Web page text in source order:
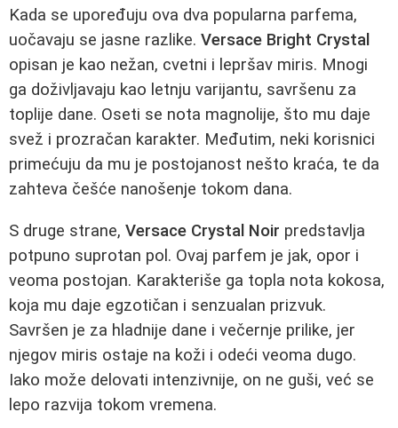
Kada se upoređuju ova dva popularna parfema,
uočavaju se jasne razlike. Versace Bright Crystal
opisan je kao nežan, cvetni i lepršav miris. Mnogi
ga doživljavaju kao letnju varijantu, savršenu za
toplije dane. Oseti se nota magnolije, što mu daje
svež i prozračan karakter. Međutim, neki korisnici
primećuju da mu je postojanost nešto kraća, te da
zahteva češće nanošenje tokom dana.
S druge strane, Versace Crystal Noir predstavlja
potpuno suprotan pol. Ovaj parfem je jak, opor i
veoma postojan. Karakteriše ga topla nota kokosa,
koja mu daje egzotičan i senzualan prizvuk.
Savršen je za hladnije dane i večernje prilike, jer
njegov miris ostaje na koži i odeći veoma dugo.
Iako može delovati intenzivnije, on ne guši, već se
lepo razvija tokom vremena.